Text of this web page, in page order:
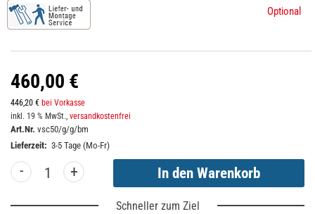
Optional
460,00 €
446,20 € bei Vorkasse
inkl. 19 % MwSt., versandkostenfrei
Art.Nr. vsc50/g/g/bm
Lieferzeit: 3-5 Tage (Mo-Fr)
- +
Schneller zum Ziel